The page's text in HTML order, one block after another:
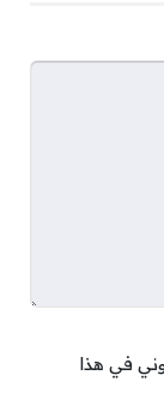
في هذا